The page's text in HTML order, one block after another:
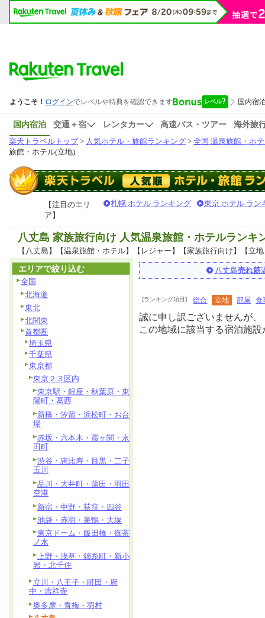
国内宿泊 交通＋宿 レンタカー 高速バス・ツアー
海外旅
楽天トラベルトップ> 人気ホテル・旅館ランキング > 全国 温泉旅館・ホ
旅館・ホテル(立地)
【注目のエリ
ア】
札幌 ホテル ランキング 東京 ホテル ラン
八丈島 家族旅行向け 人気温泉旅館・ホテルランキ
【八丈島】【温泉旅館・ホテル】【レジャー】【家族旅行向け】【立
八丈島売れ筋
[ランキング項目] 総合 立地 部屋 食
誠に申し訳ございませんが、
この地域に該当する宿泊施
エリアで絞り込む
全国
北海道
東北
北関東
首都圏
埼玉県
千葉県
東京都
東京２３区内
東京駅・銀座・秋葉原・東
陽町・葛西
新橋・汐留・浜松町・お台
場
赤坂・六本木・霞ヶ関・永
田町
渋谷・恵比寿・目黒・二子
玉川
品川・大井町・蒲田・羽田
空港
新宿・中野・荻窪・四谷
池袋・赤羽・巣鴨・大塚
東京ドーム・飯田橋・御茶
ノ水
上野・浅草・錦糸町・新小
岩・北千住
立川・八王子・町田・府
中・吉祥寺
奥多摩・青梅・羽村